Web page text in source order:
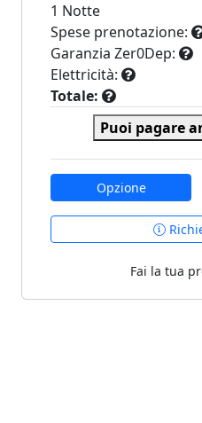
1 Notte
Spese prenotazione:
Garanzia Zer0Dep:
Elettricità:
Totale:
Puoi pagare
Opzione
Fai la tua